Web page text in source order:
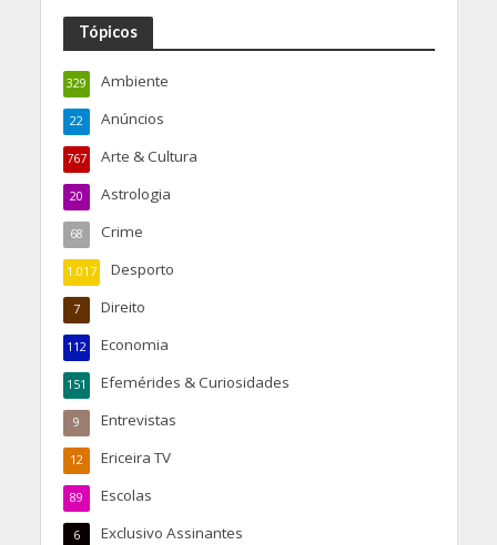
Tópicos
Ambiente
329
Anúncios
22
Arte & Cultura
767
Astrologia
20
Crime
68
Desporto
1.017
Direito
7
Economia
112
Efemérides & Curiosidades
151
Entrevistas
9
Ericeira TV
12
Escolas
89
Exclusivo Assinantes
6